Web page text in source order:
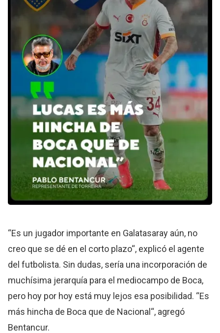
“Es un jugador importante en Galatasaray aún, no
creo que se dé en el corto plazo“, explicó el agente
del futbolista. Sin dudas, sería una incorporación de
muchísima jerarquía para el mediocampo de Boca,
pero hoy por hoy está muy lejos esa posibilidad. “Es
más hincha de Boca que de Nacional“, agregó
Bentancur.